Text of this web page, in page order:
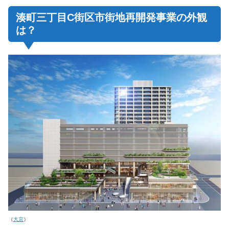
湊町三丁目C街区市街地再開発事業の外観
は？
（大京）